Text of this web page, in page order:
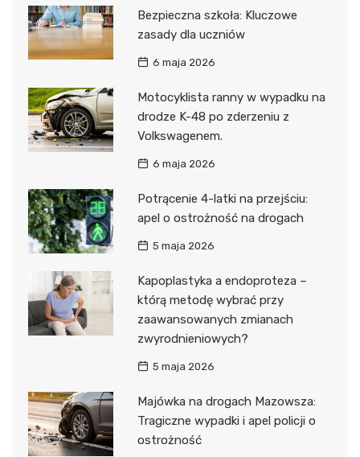
Bezpieczna szkoła: Kluczowe
zasady dla uczniów
6 maja 2026
Motocyklista ranny w wypadku na
drodze K-48 po zderzeniu z
Volkswagenem.
6 maja 2026
Potrącenie 4-latki na przejściu:
apel o ostrożność na drogach
5 maja 2026
Kapoplastyka a endoproteza –
którą metodę wybrać przy
zaawansowanych zmianach
zwyrodnieniowych?
5 maja 2026
Majówka na drogach Mazowsza:
Tragiczne wypadki i apel policji o
ostrożność